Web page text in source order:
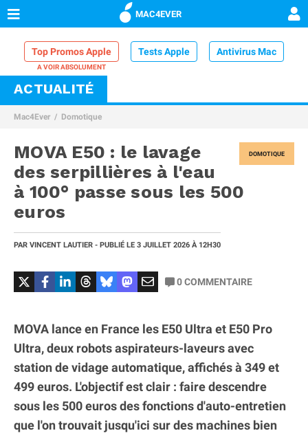
MAC4EVER
Top Promos Apple Tests Apple Antivirus Mac
VPN Mac
Comparatif iPhone
ACTUALITÉ
Mac4Ever Domotique
DOMOTIQUE
MOVA E50 : le lavage
des serpillières à l'eau
à 100° passe sous les 500
euros
PAR VINCENT LAUTIER - PUBLIÉ LE 3 JUILLET 2026 À 12H30
0COMMENTAIRE
MOVA lance en France les E50 Ultra et E50 Pro
Ultra, deux robots aspirateurs-laveurs avec
station de vidage automatique, affichés à 349 et
499 euros. L'objectif est clair : faire descendre
sous les 500 euros des fonctions d'auto-entretien
que l'on trouvait jusqu'ici sur des machines bien